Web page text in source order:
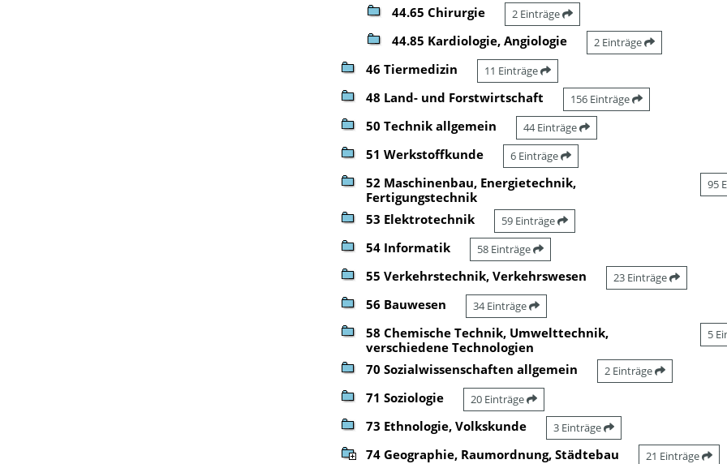
44.65 Chirurgie 2 Einträge
44.85 Kardiologie, Angiologie 2 Einträge
46 Tiermedizin 11 Einträge
48 Land- und Forstwirtschaft 156 Einträge
50 Technik allgemein 44 Einträge
51 Werkstoffkunde 6 Einträge
52 Maschinenbau, Energietechnik,
Fertigungstechnik
95
53 Elektrotechnik 59 Einträge
54 Informatik 58 Einträge
55 Verkehrstechnik, Verkehrswesen 23 Einträge
56 Bauwesen 34 Einträge
58 Chemische Technik, Umwelttechnik,
verschiedene Technologien
5
70 Sozialwissenschaften allgemein 2 Einträge
71 Soziologie 20 Einträge
73 Ethnologie, Volkskunde 3 Einträge
74 Geographie, Raumordnung, Städtebau 21 Einträge